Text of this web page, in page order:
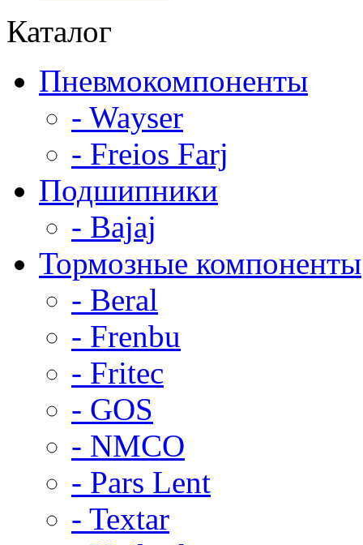
Каталог
Пневмокомпоненты
- Wayser
- Freios Farj
Подшипники
- Bajaj
Тормозные компоненты
- Beral
- Frenbu
- Fritec
- GOS
- NMCO
- Pars Lent
- Textar